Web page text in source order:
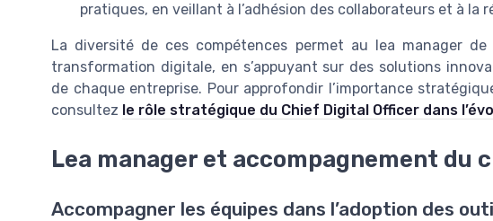
pratiques, en veillant à l’adhésion des collaborateurs et à
La diversité de ces compétences permet au lea manager
transformation digitale, en s’appuyant sur des solutions
de chaque entreprise. Pour approfondir l’importance
consultez le rôle stratégique du Chief Digital Officer dans
Lea manager et accompagnement du
Accompagner les équipes dans l’adoption des